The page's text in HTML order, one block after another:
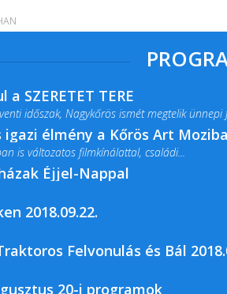
SZERETET TERE
időszak, Nagykőrös ismét megtelik ünnepi
igazi élmény a Kőrös Art
is változatos filmkínálattal, családi...
Éjjel-Nappal
várja a Csemői Községi Könyvtár és...
2018.09.22.
Felvonulás és Bál
20-i programok